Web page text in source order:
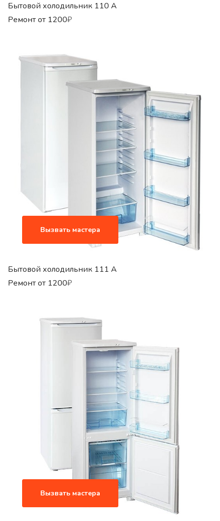
Бытовой холодильник 110 A
Ремонт от 1200₽
Вызвать мастера
Бытовой холодильник 111 A
Ремонт от 1200₽
Вызвать мастера